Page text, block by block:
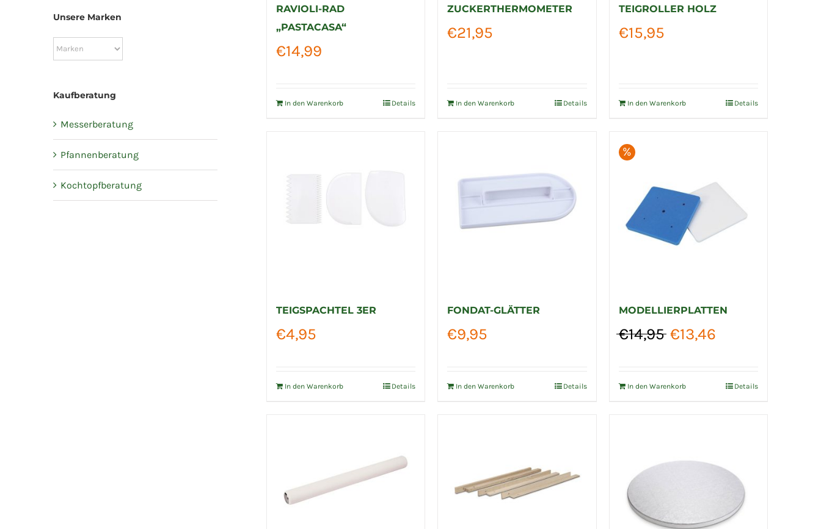
RAVIOLI-RAD
„PASTACASA“
€14,99
In den Warenkorb Details
ZUCKERTHERMOMETER
€21,95
In den Warenkorb Details
TEIGROLLER HOLZ
€15,95
In den Warenkorb Details
TEIGSPACHTEL 3ER
€4,95
In den Warenkorb Details
FONDAT-GLÄTTER
€9,95
In den Warenkorb Details
%
MODELLIERPLATTEN
€14,95
Ursprünglicher
€14,95
€13,46
€13,46.
In den Warenkorb Details
Unsere Marken
Kaufberatung
Messerberatung
Pfannenberatung
Kochtopfberatung